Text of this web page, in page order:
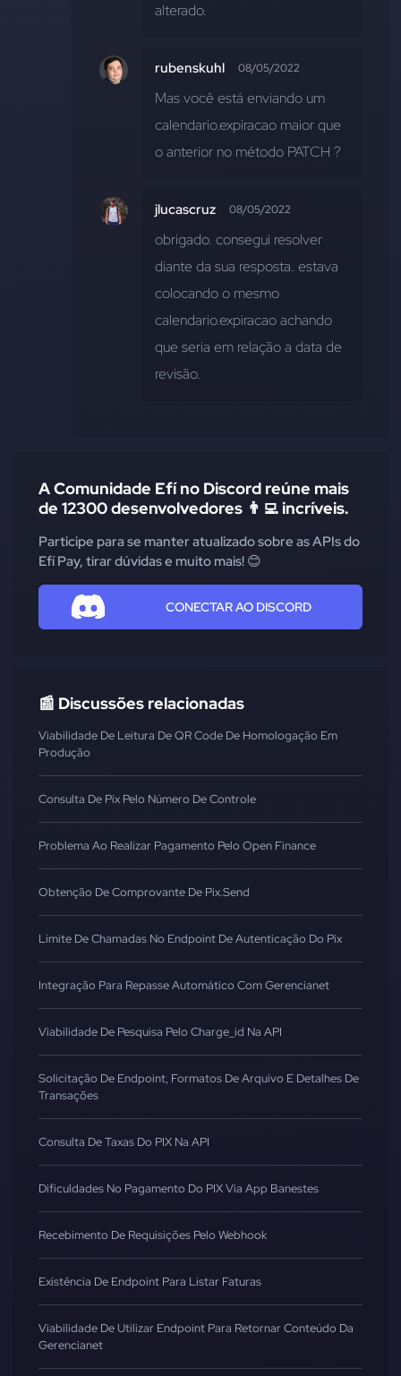
alterado.
rubenskuhl 08/05/2022
Mas você está enviando um
calendario.expiracao maior que
o anterior no método PATCH ?
jlucascruz 08/05/2022
obrigado. consegui resolver
diante da sua resposta. estava
colocando o mesmo
calendario.expiracao achando
que seria em relação a data de
revisão.
A Comunidade Efí no Discord reúne mais
de 12300 desenvolvedores 👨‍💻 incríveis.
Participe para se manter atualizado sobre as APIs do
Efí Pay, tirar dúvidas e muito mais! 😊
CONECTAR AO DISCORD
📰 Discussões relacionadas
Viabilidade De Leitura De QR Code De Homologação Em
Produção
Consulta De Pix Pelo Número De Controle
Problema Ao Realizar Pagamento Pelo Open Finance
Obtenção De Comprovante De Pix.send
Limite De Chamadas No Endpoint De Autenticação Do Pix
Integração Para Repasse Automático Com Gerencianet
Viabilidade De Pesquisa Pelo Charge_id Na API
Solicitação De Endpoint, Formatos De Arquivo E Detalhes De
Transações
Consulta De Taxas Do PIX Na API
Dificuldades No Pagamento Do PIX Via App Banestes
Recebimento De Requisições Pelo Webhook
Existência De Endpoint Para Listar Faturas
Viabilidade De Utilizar Endpoint Para Retornar Conteúdo Da
Gerencianet